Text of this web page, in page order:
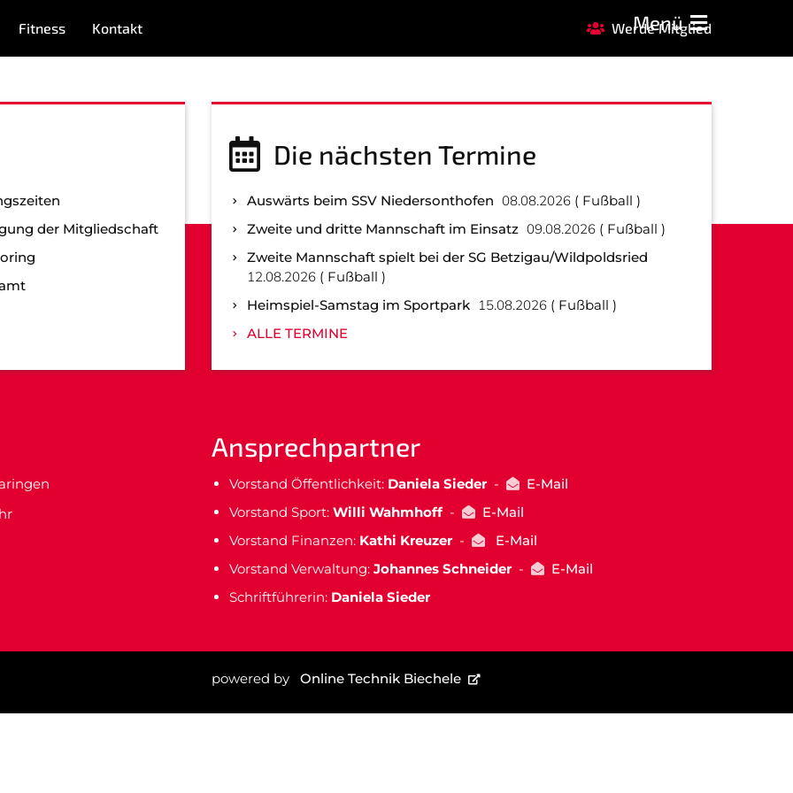
Fitness Kontakt Werde Mitglied
Menü
der Mitgliedschaft
Die nächsten Termine
Auswärts beim SSV Niedersonthofen 08.08.2026
Fußball
Zweite und dritte Mannschaft im Einsatz 09.08.2026
Fußball
Zweite Mannschaft spielt bei der SG Betzigau/Wildpoldsried
12.08.2026
Fußball
Heimspiel-Samstag im Sportpark 15.08.2026
Fußball
ALLE TERMINE
Ansprechpartner
Vorstand Öffentlichkeit: Daniela Sieder-
E-Mail
Vorstand Sport: Willi Wahmhoff-
E-Mail
Vorstand Finanzen: Kathi Kreuzer-
E-Mail
Vorstand Verwaltung: Johannes Schneider -
E-Mail
Schriftführerin: Daniela Sieder
powered by Online Technik Biechele
MITGLIEDSCHAFT
TENNIS
MANNSCHAFTEN
Teams
Nicht das Richtige gefunden?
nehmen Sie Kontakt mit uns auf. Wir helfen gerne weiter.
post@svo.germaringen.de
Anfahrt Impressum Datenschutz